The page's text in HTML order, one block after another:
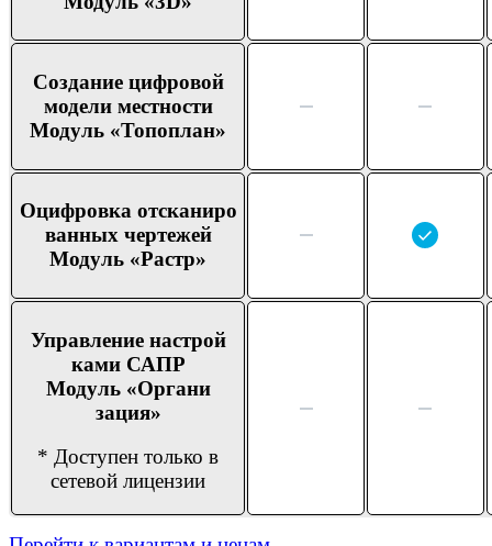
Создание цифровой
модели местности
Модуль «Топоплан»
Оцифровка отсканиро
ванных чертежей
Модуль «Растр»
Управление настрой
ками САПР
Модуль «Органи
зация»
* Доступен только в
сетевой лицензии